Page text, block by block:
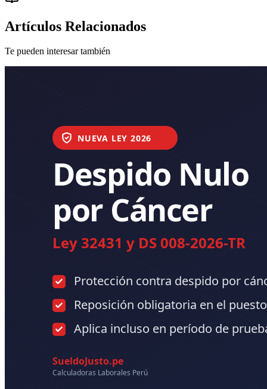
Artículos Relacionados
Te pueden interesar también